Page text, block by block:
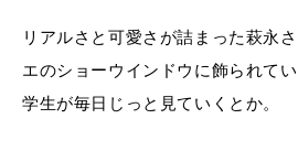
リアルさと可愛さが詰まった萩永
エのショーウインドウに飾られて
学生が毎日じっと見ていくとか。